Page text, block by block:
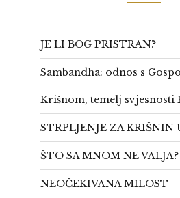
JE LI BOG PRISTRAN?
Sambandha: odnos s
Krišnom, temelj svjesnosti
STRPLJENJE ZA KRIŠNIN
ŠTO SA MNOM NE VALJA?
NEOČEKIVANA MILOST